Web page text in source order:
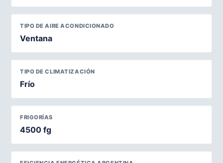
TIPO DE AIRE ACONDICIONADO
Ventana
TIPO DE CLIMATIZACIÓN
Frío
FRIGORÍAS
4500 fg